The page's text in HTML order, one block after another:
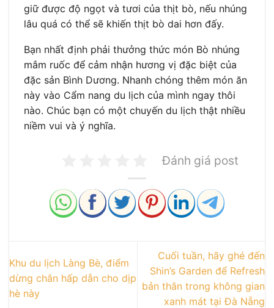
giữ được độ ngọt và tươi của thịt bò, nếu nhúng
lâu quá có thể sẽ khiến thịt bò dai hơn đấy.
Bạn nhất định phải thưởng thức món Bò nhúng
mắm ruốc để cảm nhận hương vị đặc biệt của
đặc sản Bình Dương. Nhanh chóng thêm món ăn
này vào Cẩm nang du lịch của mình ngay thôi
nào. Chúc bạn có một chuyến du lịch thật nhiều
niềm vui và ý nghĩa.
Đánh giá post
Khu du lịch Làng Bè, điểm
dừng chân hấp dẫn cho dịp
hè này
Cuối tuần, hãy ghé đến
Shin’s Garden để Refresh
bản thân trong không gian
xanh mát tại Đà Nẵng